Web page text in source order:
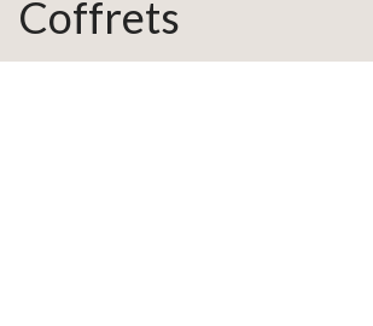
Coffrets